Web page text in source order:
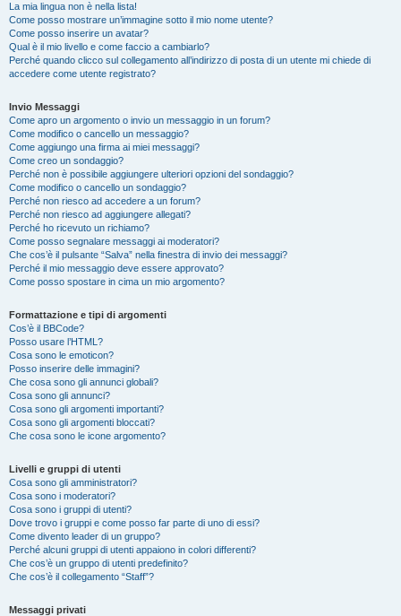
La mia lingua non è nella lista!
Come posso mostrare un’immagine sotto il mio nome utente?
Come posso inserire un avatar?
Qual è il mio livello e come faccio a cambiarlo?
Perché quando clicco sul collegamento all’indirizzo di posta di un utente mi chiede di
accedere come utente registrato?
Invio Messaggi
Come apro un argomento o invio un messaggio in un forum?
Come modifico o cancello un messaggio?
Come aggiungo una firma ai miei messaggi?
Come creo un sondaggio?
Perché non è possibile aggiungere ulteriori opzioni del sondaggio?
Come modifico o cancello un sondaggio?
Perché non riesco ad accedere a un forum?
Perché non riesco ad aggiungere allegati?
Perché ho ricevuto un richiamo?
Come posso segnalare messaggi ai moderatori?
Che cos’è il pulsante “Salva” nella finestra di invio dei messaggi?
Perché il mio messaggio deve essere approvato?
Come posso spostare in cima un mio argomento?
Formattazione e tipi di argomenti
Cos’è il BBCode?
Posso usare l’HTML?
Cosa sono le emoticon?
Posso inserire delle immagini?
Che cosa sono gli annunci globali?
Cosa sono gli annunci?
Cosa sono gli argomenti importanti?
Cosa sono gli argomenti bloccati?
Che cosa sono le icone argomento?
Livelli e gruppi di utenti
Cosa sono gli amministratori?
Cosa sono i moderatori?
Cosa sono i gruppi di utenti?
Dove trovo i gruppi e come posso far parte di uno di essi?
Come divento leader di un gruppo?
Perché alcuni gruppi di utenti appaiono in colori differenti?
Che cos’è un gruppo di utenti predefinito?
Che cos’è il collegamento “Staff”?
Messaggi privati